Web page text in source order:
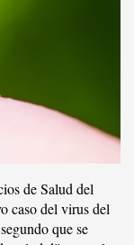
de Salud del
caso del virus del
que se